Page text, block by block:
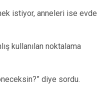
istiyor, anneleri ise evde
kullanılan noktalama
diye sordu.